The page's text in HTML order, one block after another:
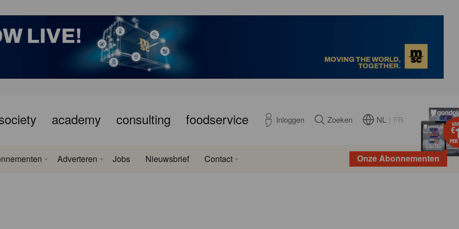
academy consulting foodservice Inloggen Zoeken NL FR
Onze Abonnementen
Adverteren Jobs Nieuwsbrief Contact